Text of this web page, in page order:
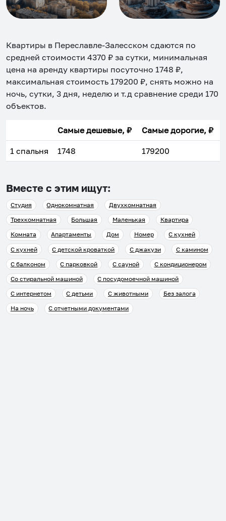
Квартиры в Переславле-Залесском сдаются по
средней стоимости 4370 ₽ за сутки, минимальная
цена на аренду квартиры посуточно 1748 ₽,
максимальная стоимость 179200 ₽, снять можно на
ночь, сутки, 3 дня, неделю и т.д сравнение среди 170
объектов.
Самые дешевые, ₽ Самые дорогие, ₽
1 спальня 1748 179200
Вместе с этим ищут:
Студия Однокомнатная
Двухкомнатная
Трехкомнатная
Большая Маленькая
Квартира
Комната
Апартаменты Дом Номер
С кухней
С кухней
С детской кроваткой С джакузи
С камином
С балконом
С парковкой С сауной
С кондиционером
Со стиральной машиной
С посудомоечной машиной
С интернетом
С детьми С животными
Без залога
На ночь
С отчетными документами